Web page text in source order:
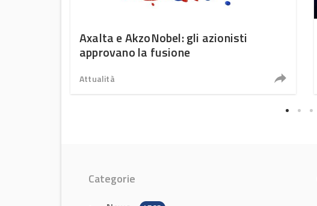
Axalta e AkzoNobel: gli azionisti
approvano la fusione
Attualità
Categorie